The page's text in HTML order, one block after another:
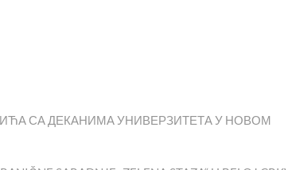
СА ДЕКАНИМА УНИВЕРЗИТЕТА У НОВОМ